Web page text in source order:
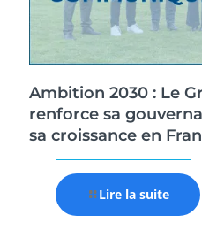
Ambition 2030 : Le
renforce sa
sa croissance en
Lire la suite